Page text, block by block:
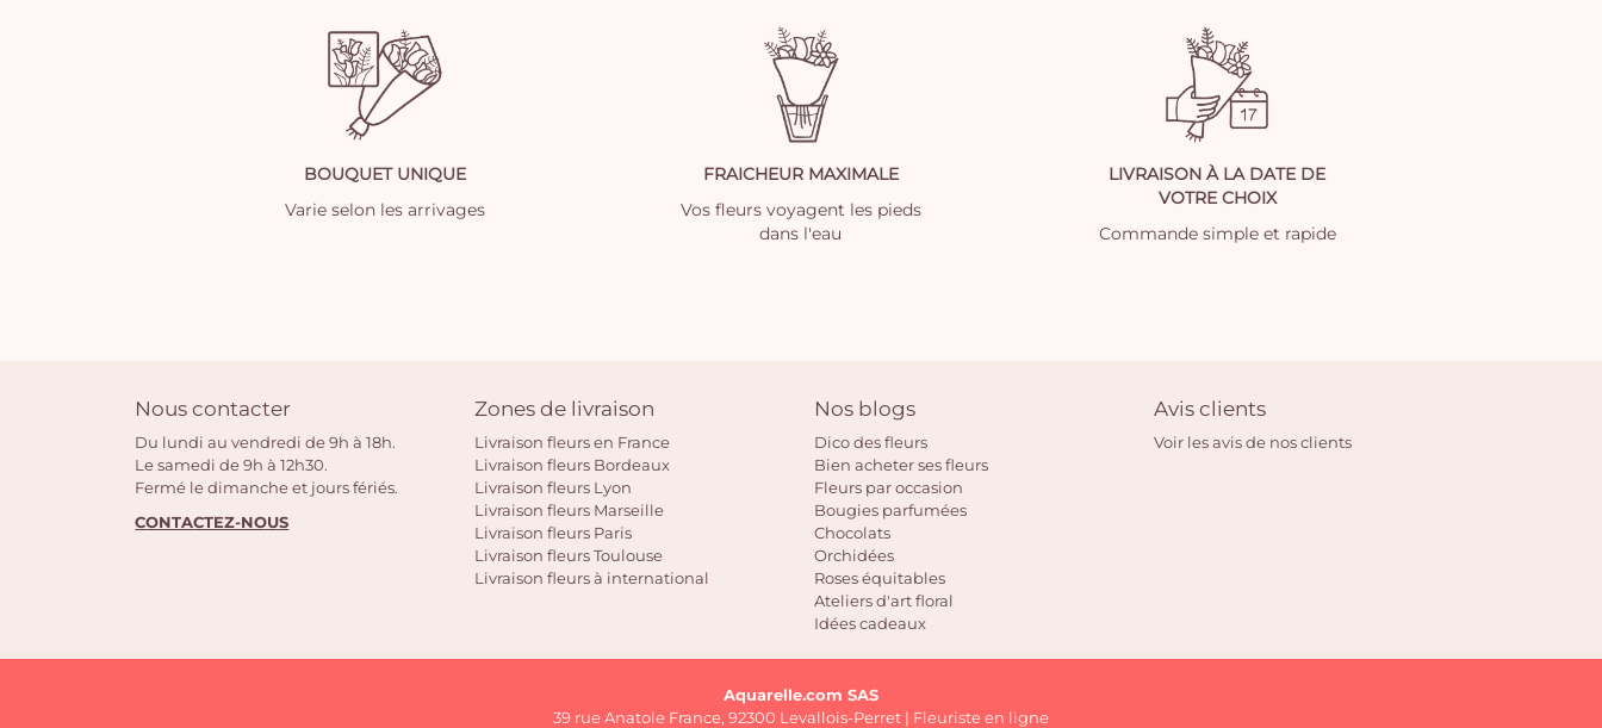
BOUQUET UNIQUE
Varie selon les arrivages
FRAICHEUR MAXIMALE
Vos fleurs voyagent les pieds
dans l'eau
LIVRAISON À LA DATE DE
VOTRE CHOIX
Commande simple et rapide
Nous contacter
Du lundi au vendredi de 9h à 18h.
Le samedi de 9h à 12h30.
Fermé le dimanche et jours fériés.
CONTACTEZ-NOUS
Zones de livraison
Livraison fleurs en France
Livraison fleurs Bordeaux
Livraison fleurs Lyon
Livraison fleurs Marseille
Livraison fleurs Paris
Livraison fleurs Toulouse
Livraison fleurs à international
Nos blogs
Dico des fleurs
Bien acheter ses fleurs
Fleurs par occasion
Bougies parfumées
Chocolats
Orchidées
Roses équitables
Ateliers d'art floral
Idées cadeaux
Avis clients
Voir les avis de nos clients
Aquarelle.com SAS
39 rue Anatole France, 92300 Levallois-Perret | Fleuriste en ligne